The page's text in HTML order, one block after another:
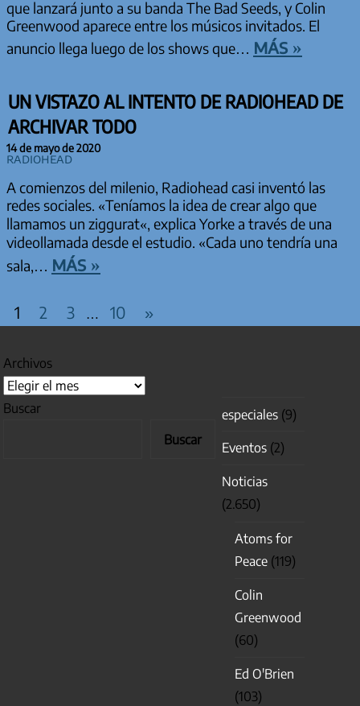
que lanzará junto a su banda The Bad Seeds, y Colin
Greenwood aparece entre los músicos invitados. El
anuncio llega luego de los shows que… más »
UN VISTAZO AL INTENTO DE RADIOHEAD DE
ARCHIVAR TODO
14 de mayo de 2020
Radiohead
A comienzos del milenio, Radiohead casi inventó las
redes sociales. «Teníamos la idea de crear algo que
llamamos un ziggurat«, explica Yorke a través de una
videollamada desde el estudio. «Cada uno tendría una
sala,… más »
PAGINACIÓN DE ENTRADAS
1 2 3 … 10
Entradas
»
Archivos
Buscar
Buscar
especiales (9)
Eventos (2)
Noticias
(2.650)
Atoms for
Peace (119)
Colin
Greenwood
(60)
Ed O'Brien
(103)